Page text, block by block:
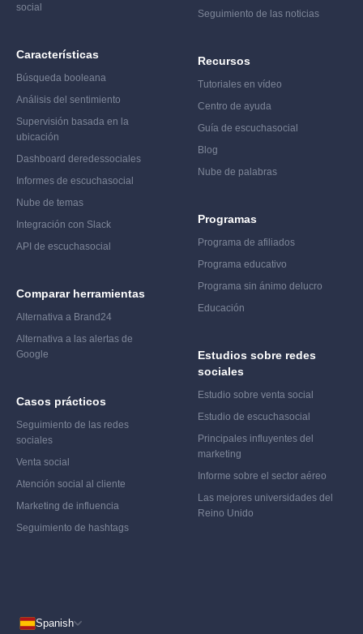
social
Características
Búsqueda booleana
Análisis del sentimiento
Supervisión basada en la
ubicación
Dashboard deredessociales
Informes de escuchasocial
Nube de temas
Integración con Slack
API de escuchasocial
Comparar herramientas
Alternativa a Brand24
Alternativa a las alertas de
Google
Casos prácticos
Seguimiento de las redes
sociales
Venta social
Atención social al cliente
Marketing de influencia
Seguimiento de hashtags
Seguimiento de las noticias
Recursos
Tutoriales en vídeo
Centro de ayuda
Guía de escuchasocial
Blog
Nube de palabras
Programas
Programa de afiliados
Programa educativo
Programa sin ánimo delucro
Educación
Estudios sobre redes
sociales
Estudio sobre venta social
Estudio de escuchasocial
Principales influyentes del
marketing
Informe sobre el sector aéreo
Las mejores universidades del
Reino Unido
Spanish